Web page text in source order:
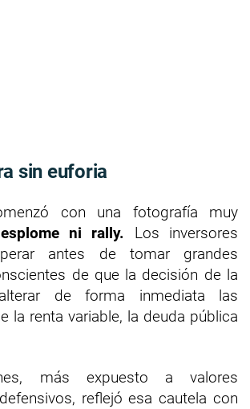
sin euforia
con una fotografía muy
ni rally. Los inversores
antes de tomar grandes
de que la decisión de la
de forma inmediata las
la renta variable, la deuda pública
más expuesto a valores
reflejó esa cautela con